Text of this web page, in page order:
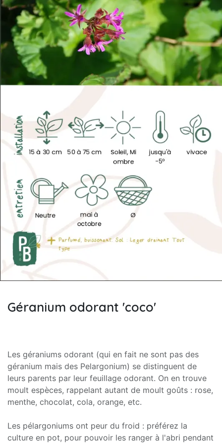
Géranium odorant 'coco'
Les géraniums odorant (qui en fait ne sont pas des
géranium mais des Pelargonium) se distinguent de
leurs parents par leur feuillage odorant. On en trouve
moult espèces, rappelant autant de moult goûts : rose,
menthe, chocolat, cola, orange, etc.
Les pélargoniums ont peur du froid : préférez la
culture en pot, pour pouvoir les ranger à l'abri pendant